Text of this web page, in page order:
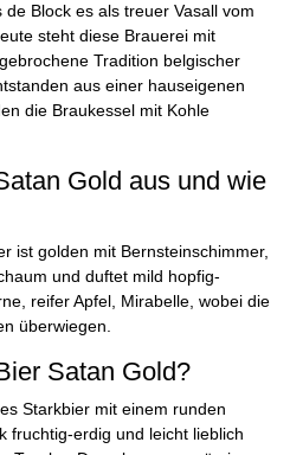
Block es als treuer Vasall vom
steht diese Brauerei mit
Tradition belgischer
aus einer hauseigenen
die Braukessel mit Kohle
Gold aus und wie
ist golden mit Bernsteinschimmer,
und duftet mild hopfig-
reifer Apfel, Mirabelle, wobei die
überwiegen.
Satan Gold?
Starkbier mit einem runden
fruchtig-erdig und leicht lieblich